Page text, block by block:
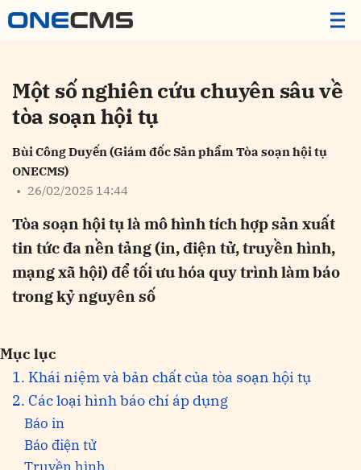
Một số nghiên cứu chuyên sâu về
tòa soạn hội tụ
Bùi Công Duyến (Giám đốc Sản phẩm Tòa soạn hội tụ
ONECMS)
• 26/02/2025 14:44
Tòa soạn hội tụ là mô hình tích hợp sản xuất
tin tức đa nền tảng (in, điện tử, truyền hình,
mạng xã hội) để tối ưu hóa quy trình làm báo
trong kỷ nguyên số
Mục lục
1. Khái niệm và bản chất của tòa soạn hội tụ
2. Các loại hình báo chí áp dụng
Báo in
Báo điện tử